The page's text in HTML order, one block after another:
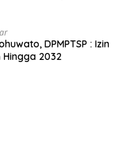
DPMPTSP : Izin
Hingga 2032